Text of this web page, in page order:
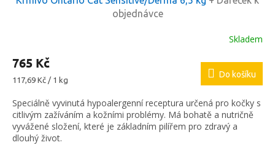
objednávce
Skladem
765 Kč
Měrná
117,69 Kč / 1 kg
Do košíku
Speciálně vyvinutá hypoalergenní receptura určená pro kočky s
citlivým zažíváním a kožními problémy. Má bohatě a nutričně
vyvážené složení, které je základním pilířem pro zdravý a
dlouhý život.